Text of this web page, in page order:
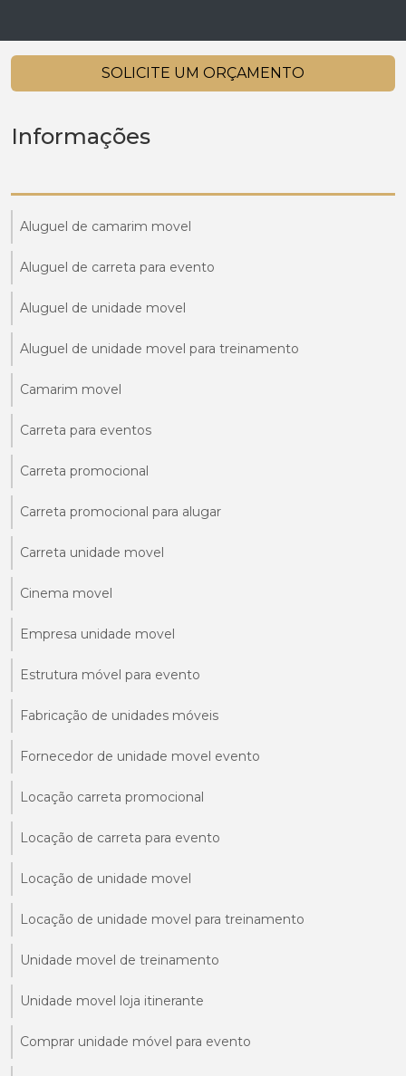
SOLICITE UM ORÇAMENTO
Informações
Aluguel de camarim movel
Aluguel de carreta para evento
Aluguel de unidade movel
Aluguel de unidade movel para treinamento
Camarim movel
Carreta para eventos
Carreta promocional
Carreta promocional para alugar
Carreta unidade movel
Cinema movel
Empresa unidade movel
Estrutura móvel para evento
Fabricação de unidades móveis
Fornecedor de unidade movel evento
Locação carreta promocional
Locação de carreta para evento
Locação de unidade movel
Locação de unidade movel para treinamento
Unidade movel de treinamento
Unidade movel loja itinerante
Comprar unidade móvel para evento